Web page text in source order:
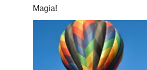
Magia!